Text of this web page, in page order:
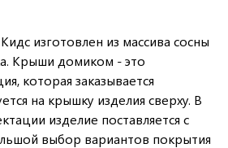
изготовлен из массива сосны
Крыши домиком - это
которая заказывается
на крышку изделия сверху. В
изделие поставляется с
выбор вариантов покрытия